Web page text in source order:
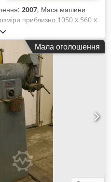
2007, Маса машини
приблизно 1050 x 560 x
T — це апарат для
в захисному газі
струмі (DC-версія)
і змінному струмі (AC/DC-
технології
розробленій компанією
процесу SHARC веде до
одночасному покращенні
витрат (менше деформацій,
забарвлення виробу,
а за необхідності —
матеріалів). --> Технічні
струму: DC Djdjwf Rg
(50/60 Гц): 400 В Фази: 3
А Діапазон для електродів:
Мала оголошення